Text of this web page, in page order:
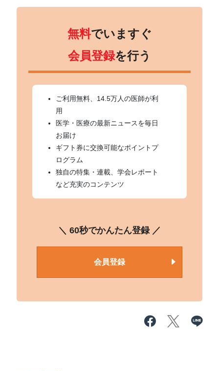
無料でいますぐ
会員登録を行う
ご利用無料、14.5万人の医師が利
用
医学・医療の最新ニュースを毎日
お届け
ギフト券に交換可能なポイントプ
ログラム
独自の特集・連載、学会レポート
など充実のコンテンツ
＼ 60秒でかんたん登録 ／
会員登録